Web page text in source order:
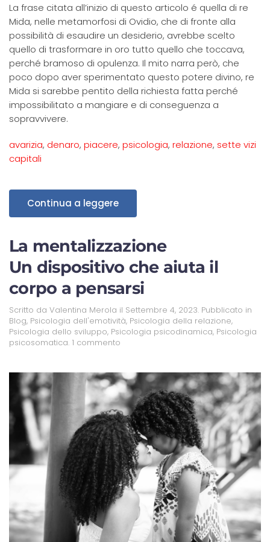
La frase citata all’inizio di questo articolo é quella di re
Mida, nelle metamorfosi di Ovidio, che di fronte alla
possibilità di esaudire un desiderio, avrebbe scelto
quello di trasformare in oro tutto quello che toccava,
perché bramoso di opulenza. Il mito narra però, che
poco dopo aver sperimentato questo potere divino, re
Mida si sarebbe pentito della richiesta fatta perché
impossibilitato a mangiare e di conseguenza a
sopravvivere.
avarizia, denaro, piacere, psicologia, relazione, sette vizi
capitali
Continua a leggere
La mentalizzazione
Un dispositivo che aiuta il
corpo a pensarsi
Scritto da Valentina Merola il Settembre 4, 2023. Pubblicato in
Blog, Psicologia dell'emotività, Psicologia della relazione,
Psicologia dello sviluppo, Psicologia psicodinamica, Psicologia
psicosomatica. 1 commento